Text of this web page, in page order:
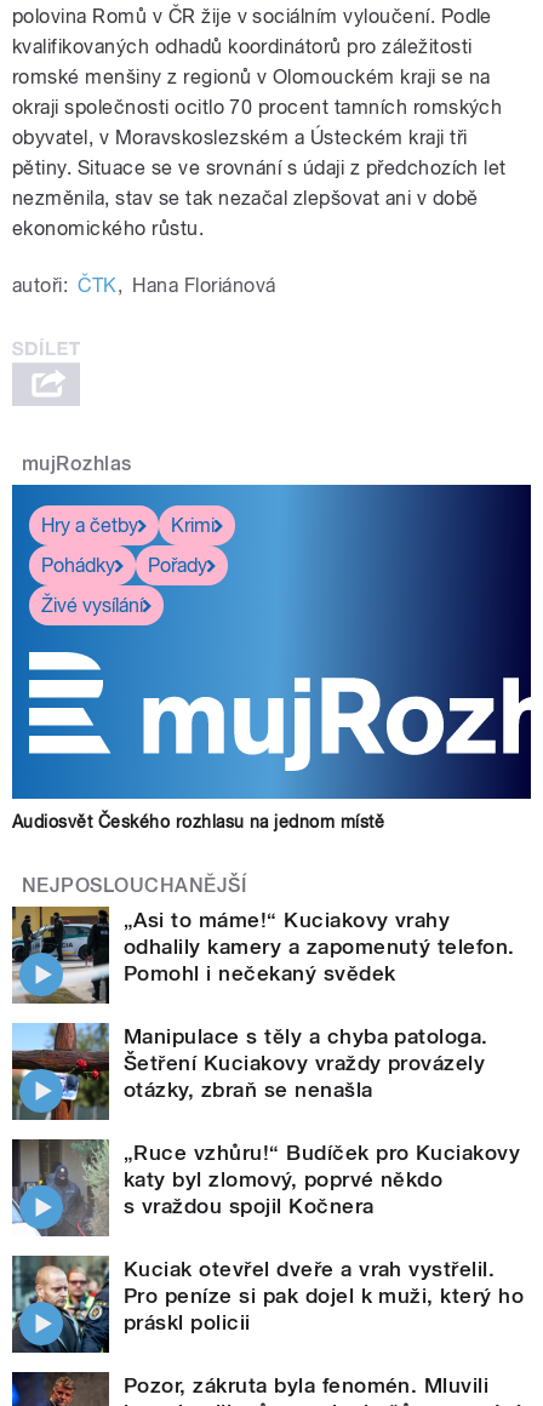
polovina Romů v ČR žije v sociálním vyloučení. Podle
kvalifikovaných odhadů koordinátorů pro záležitosti
romské menšiny z regionů v Olomouckém kraji se na
okraji společnosti ocitlo 70 procent tamních romských
obyvatel, v Moravskoslezském a Ústeckém kraji tři
pětiny. Situace se ve srovnání s údaji z předchozích let
nezměnila, stav se tak nezačal zlepšovat ani v době
ekonomického růstu.
autoři: ČTK, Hana Floriánová
mujRozhlas
Hry a četby
Krimi
Pohádky
Pořady
Živé vysílání
Audiosvět Českého rozhlasu na jednom místě
NEJPOSLOUCHANĚJŠÍ
„Asi to máme!“ Kuciakovy vrahy
odhalily kamery a zapomenutý telefon.
Pomohl i nečekaný svědek
Manipulace s těly a chyba patologa.
Šetření Kuciakovy vraždy provázely
otázky, zbraň se nenašla
„Ruce vzhůru!“ Budíček pro Kuciakovy
katy byl zlomový, poprvé někdo
s vraždou spojil Kočnera
Kuciak otevřel dveře a vrah vystřelil.
Pro peníze si pak dojel k muži, který ho
práskl policii
Pozor, zákruta byla fenomén. Mluvili